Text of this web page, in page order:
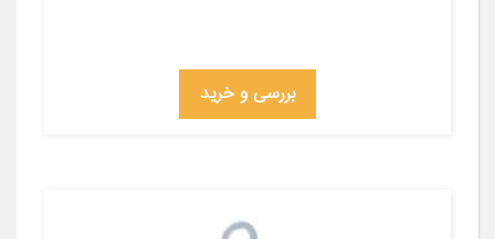
بررسی و خرید